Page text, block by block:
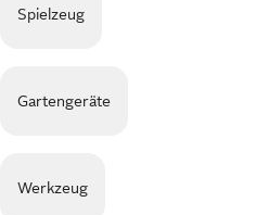
Spielzeug
Gartengeräte
Werkzeug